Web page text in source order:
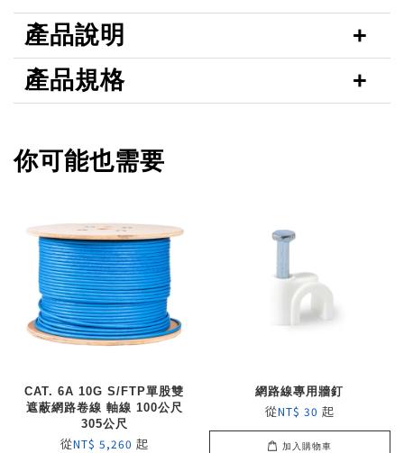
產品說明
產品規格
你可能也需要
CAT. 6A 10G S/FTP單股雙
遮蔽網路卷線 軸線 100公尺
305公尺
從NT$ 5,260 起
網路線專用牆釘
從NT$ 30 起
加入購物車